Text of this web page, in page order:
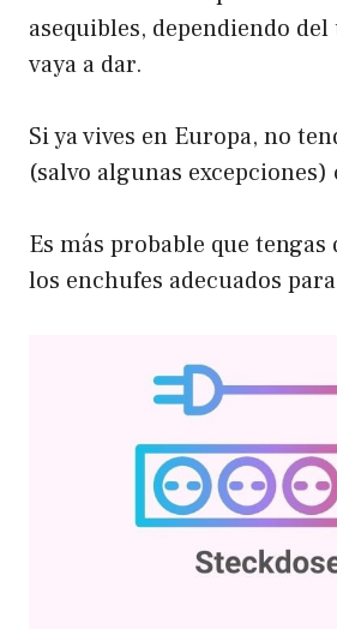
asequibles, dependiendo del
vaya a dar.
Si ya vives en Europa, no
(salvo algunas excepciones)
Es más probable que tengas
los enchufes adecuados